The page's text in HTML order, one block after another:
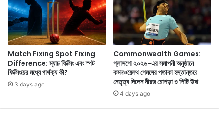
ট
ক
র
তে
বা
ধ্য
হ
ও
য়া
কা
Match Fixing Spot Fixing
Difference: ম্যাচ ফিক্সিং এবং স্পট
ফিক্সিংয়ের মধ্যে পার্থক্য কী?
3 days ago
Commonwealth Games:
গ্লাসগো ২০২৬-এর সমাপনী অনুষ্ঠানে
কমনওয়েলথ গেমসের পতাকা হস্তান্তরে
নেতৃত্ব দিলেন নীরজ চোপড়া ও পিটি উষা
4 days ago